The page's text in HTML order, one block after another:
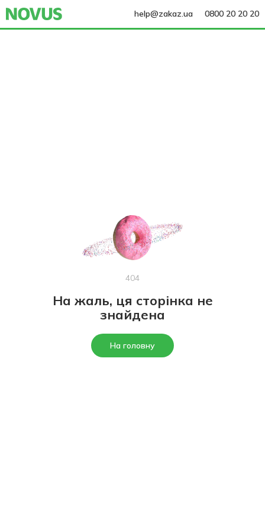
help@zakaz.ua 0800 20 20 20
404
На жаль, ця сторінка не
знайдена
На головну